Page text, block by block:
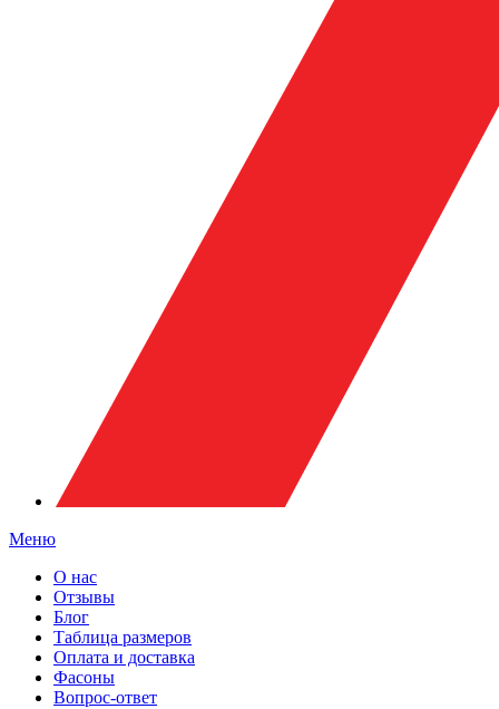
Меню
О нас
Отзывы
Блог
Таблица размеров
Оплата и доставка
Фасоны
Вопрос-ответ